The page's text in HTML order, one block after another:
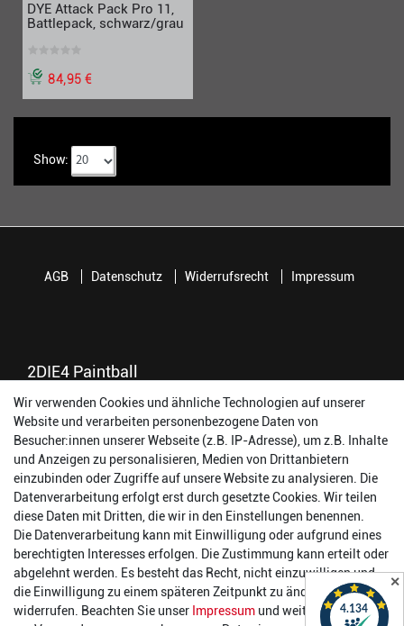
DYE Attack Pack Pro 11,
Battlepack, schwarz/grau
84,95 €
Show:
2DIE4 Paintball
56457 Westerburg
Reinhold-Ferger-Straße 26
order@2die4-sports.com
0 26 63/ 9 68 69 37
Öffnungszeiten
Montag:
14:00 - 17:00 Uhr
Dienstag:
14:00 - 17:00 Uhr
Mittwoch:
14:00 - 17:00 Uhr
Donnerstag:
14:00 - 17:00 Uhr
Freitag:
14:00 - 19:00 Uhr
AGB Datenschutz Widerrufsrecht Impressum
Wir verwenden Cookies und ähnliche Technologien auf unserer
Website und verarbeiten personenbezogene Daten von
Besucher:innen unserer Webseite (z.B. IP-Adresse), um z.B. Inhalte
und Anzeigen zu personalisieren, Medien von Drittanbietern
einzubinden oder Zugriffe auf unsere Website zu analysieren. Die
Datenverarbeitung erfolgt erst durch gesetzte Cookies. Wir teilen
diese Daten mit Dritten, die wir in den Einstellungen benennen.
Die Datenverarbeitung kann mit Einwilligung oder aufgrund eines
berechtigten Interesses erfolgen. Die Zustimmung kann erteilt oder
abgelehnt werden. Es besteht das Recht, nicht einzuwilligen und
die Einwilligung zu einem späteren Zeitpunkt zu ändern oder zu
widerrufen. Beachten Sie unser Impressum und weitere Hinweise
✕